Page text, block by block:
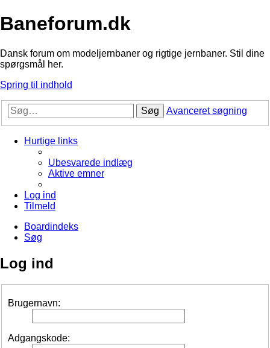
Baneforum.dk
Dansk forum om modeljernbaner og rigtige jernbaner. Stil dine
spørgsmål her.
Spring til indhold
Søg Avanceret søgning
Hurtige links
Ubesvarede indlæg
Aktive emner
Log ind
Tilmeld
Boardindeks
Søg
Log ind
Brugernavn:
Adgangskode: